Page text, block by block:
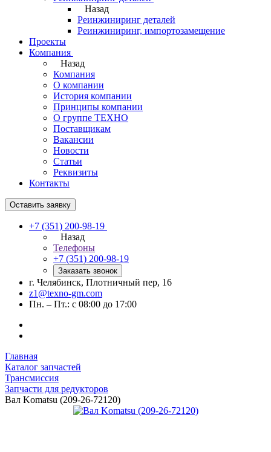
Назад
Реинжиниринг деталей
Реинжиниринг, импортозамещение
Проекты
Компания
Назад
Компания
О компании
История компании
Принципы компании
О группе ТЕХНО
Поставщикам
Вакансии
Новости
Статьи
Реквизиты
Контакты
Оставить заявку
+7 (351) 200-98-19
Назад
Телефоны
+7 (351) 200-98-19
Заказать звонок
г. Челябинск, Плотничный пер, 16
z1@texno-gm.com
Пн. – Пт.: с 08:00 до 17:00
Главная
Каталог запчастей
Трансмиссия
Запчасти для редукторов
Вал Komatsu (209-26-72120)